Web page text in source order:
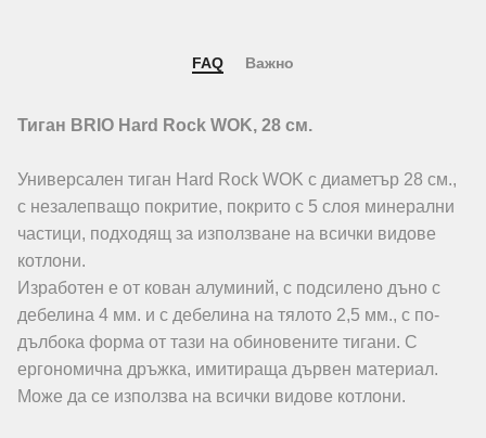
FAQ Важно
Тиган BRIO Hard Rock WOK, 28 см.
Универсален тиган Hard Rock WOK с диаметър 28 см.,
с незалепващо покритие, покрито с 5 слоя минерални
частици, подходящ за използване на всички видове
котлони.
Изработен е от кован алуминий, с подсилено дъно с
дебелина 4 мм. и с дебелина на тялото 2,5 мм., с по-
дълбока форма от тази на обиновените тигани. С
ергономична дръжка, имитираща дървен материал.
Може да се използва на всички видове котлони.